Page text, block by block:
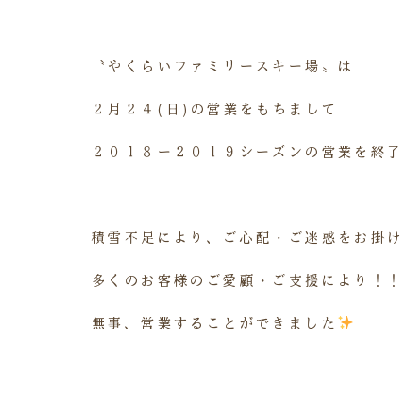
〝やくらいファミリースキー場〟は
２月２４(日)の営業をもちまして
２０１８ー２０１９シーズンの営業を終
積雪不足により、ご心配・ご迷惑をお掛
多くのお客様のご愛顧・ご支援により！！
無事、営業することができました